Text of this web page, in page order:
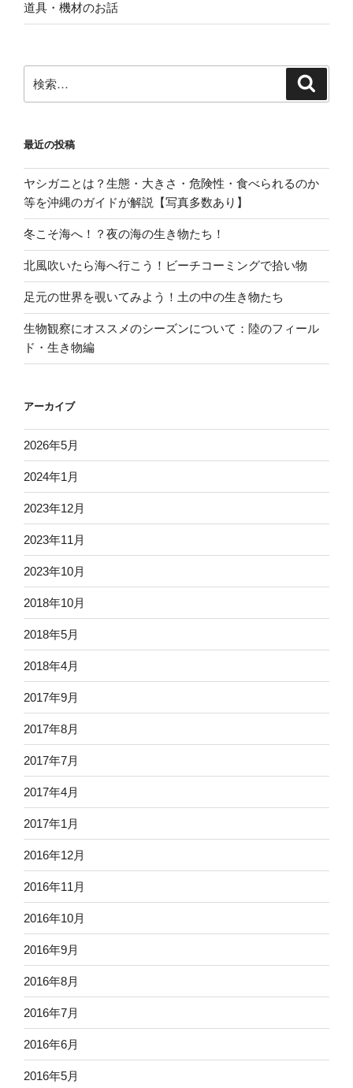
道具・機材のお話
索:
最近の投稿
ヤシガニとは？生態・大きさ・危険性・食べられるのか
等を沖縄のガイドが解説【写真多数あり】
冬こそ海へ！？夜の海の生き物たち！
北風吹いたら海へ行こう！ビーチコーミングで拾い物
足元の世界を覗いてみよう！土の中の生き物たち
生物観察にオススメのシーズンについて：陸のフィール
ド・生き物編
アーカイブ
2026年5月
2024年1月
2023年12月
2023年11月
2023年10月
2018年10月
2018年5月
2018年4月
2017年9月
2017年8月
2017年7月
2017年4月
2017年1月
2016年12月
2016年11月
2016年10月
2016年9月
2016年8月
2016年7月
2016年6月
2016年5月